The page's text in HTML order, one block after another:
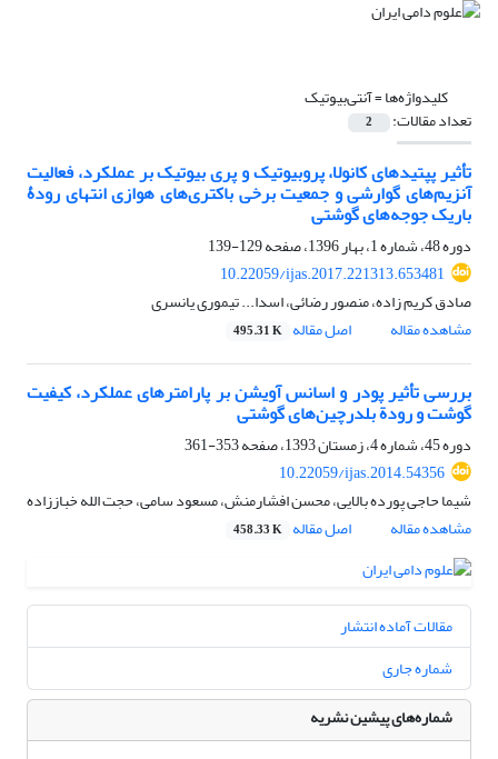
کلیدواژه‌ها =آنتی‌بیوتیک
تعداد مقالات: 2
تأثیر پپتیدهای کانولا، پروبیوتیک و پری بیوتیک بر عملکرد، فعالیت
آنزیم‌های گوارشی و جمعیت برخی باکتری‌های هوازی انتهای رودۀ
باریک جوجه‌های گوشتی
دوره 48، شماره 1، بهار 1396، صفحه
129-139
10.22059/ijas.2017.221313.653481
صادق کریم زاده، منصور رضائی، اسدا... تیموری یانسری
مشاهده مقاله
اصل مقاله 495.31 K
بررسی تأثیر پودر و اسانس آویشن بر پارامترهای عملکرد، کیفیت
گوشت و رودة بلدرچین‌های گوشتی
دوره 45، شماره 4، زمستان 1393، صفحه
353-361
10.22059/ijas.2014.54356
شیما حاجی پورده بالایی، محسن افشارمنش، مسعود سامی، حجت الله خباززاده
مشاهده مقاله
اصل مقاله 458.33 K
مقالات آماده انتشار
شماره جاری
شماره‌های پیشین نشریه